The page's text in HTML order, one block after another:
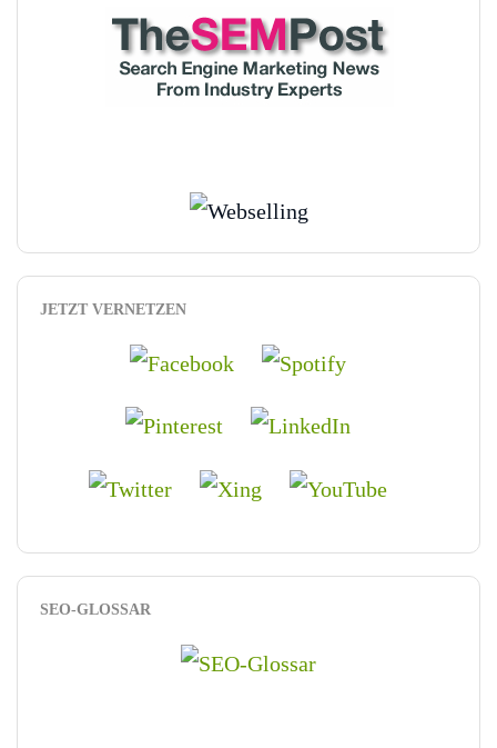
JETZT VERNETZEN
SEO-GLOSSAR